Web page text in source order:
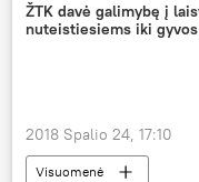
ŽTK davė galimybę į
nuteistiesiems iki
2018 Spalio 24, 17:10
Visuomenė